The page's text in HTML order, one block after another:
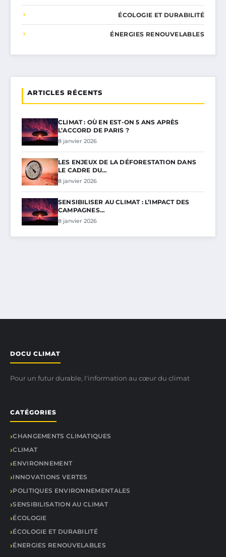
ÉCOLOGIE ET DURABILITÉ
ÉNERGIES RENOUVELABLES
ARTICLES RÉCENTS
CLIMAT : OÙ EN EST-ON 5 ANS APRÈS
L’ACCORD DE PARIS ?
8 janvier 2026
LES ENJEUX DE LA DÉFORESTATION DANS
LE CADRE DU…
8 janvier 2026
SENSIBILISER AU CLIMAT : L’IMPACT DES
CAMPAGNES…
8 janvier 2026
DOCU CLIMAT
Pour un futur durable, l'information au cœur du climat
CATÉGORIES
CHANGEMENTS CLIMATIQUES
CLIMAT
ENVIRONNEMENT
INNOVATIONS VERTES
POLITIQUES ENVIRONNEMENTALES
SENSIBILISATION AU CLIMAT
ÉCOLOGIE
ÉCOLOGIE ET DURABILITÉ
ÉNERGIES RENOUVELABLES